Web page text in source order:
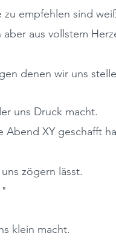
empfehlen sind
aber aus vollstem
denen wir uns
uns Druck macht.
Abend XY geschafft
zögern lässt.
klein macht.